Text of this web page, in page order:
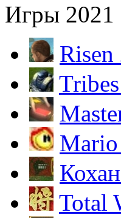
Игры 2021
Risen
Total